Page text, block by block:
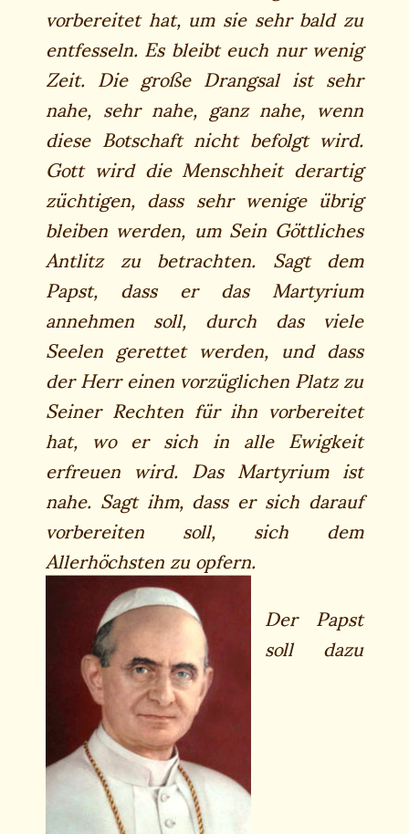
vorbereitet hat, um sie sehr bald zu
entfesseln. Es bleibt euch nur wenig
Zeit. Die große Drangsal ist sehr
nahe, sehr nahe, ganz nahe, wenn
diese Botschaft nicht befolgt wird.
Gott wird die Menschheit derartig
züchtigen, dass sehr wenige übrig
bleiben werden, um Sein Göttliches
Antlitz zu betrachten. Sagt dem
Papst, dass er das Martyrium
annehmen soll, durch das viele
Seelen gerettet werden, und dass
der Herr einen vorzüglichen Platz zu
Seiner Rechten für ihn vorbereitet
hat, wo er sich in alle Ewigkeit
erfreuen wird. Das Martyrium ist
nahe. Sagt ihm, dass er sich darauf
vorbereiten soll, sich dem
Allerhöchsten zu opfern.
Der Papst
soll dazu